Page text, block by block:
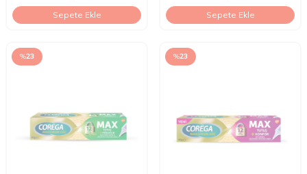
Sepete Ekle Sepete Ekle
%23 %23